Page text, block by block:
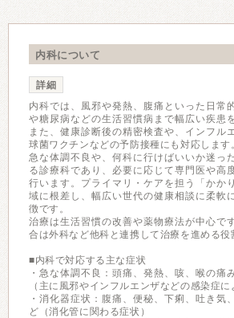
内科について
詳細
内科では、風邪や発熱、腹痛といった日常
や糖尿病などの生活習慣病まで幅広い疾患
また、健康診断後の精密検査や、インフル
球菌ワクチンなどの予防接種にも対応します
急な体調不良や、何科に行けばいいか迷っ
る診療科であり、必要に応じて専門医や高
行います。プライマリ・ケアを担う「かか
域に根差し、幅広い世代の健康相談に柔軟
徴です。
治療は生活習慣の改善や薬物療法が中心で
合は外科など他科と連携して治療を進める役
■内科で対応する主な症状
・急な体調不良：頭痛、発熱、咳、喉の痛
（主に風邪やインフルエンザなどの感染症に
・消化器症状：腹痛、便秘、下痢、吐き気
ど（消化管に関わる症状）